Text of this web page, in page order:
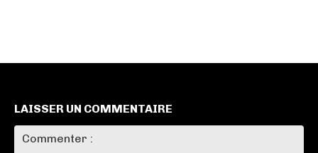
LAISSER UN COMMENTAIRE